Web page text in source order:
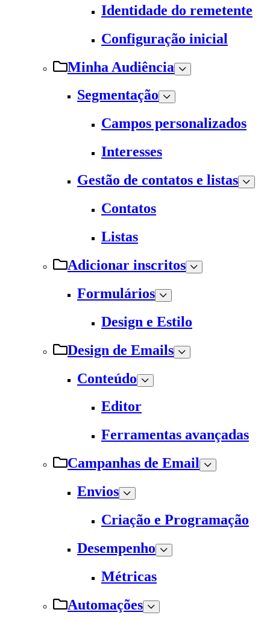
Identidade do remetente
Configuração inicial
Minha Audiência
Segmentação
Campos personalizados
Interesses
Gestão de contatos e listas
Contatos
Listas
Adicionar inscritos
Formulários
Design e Estilo
Design de Emails
Conteúdo
Editor
Ferramentas avançadas
Campanhas de Email
Envios
Criação e Programação
Desempenho
Métricas
Automações